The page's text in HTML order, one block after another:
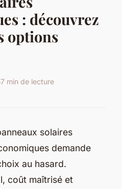
: découvrez
options
7 min de lecture
solaires
demande
au hasard.
coût maîtrisé et